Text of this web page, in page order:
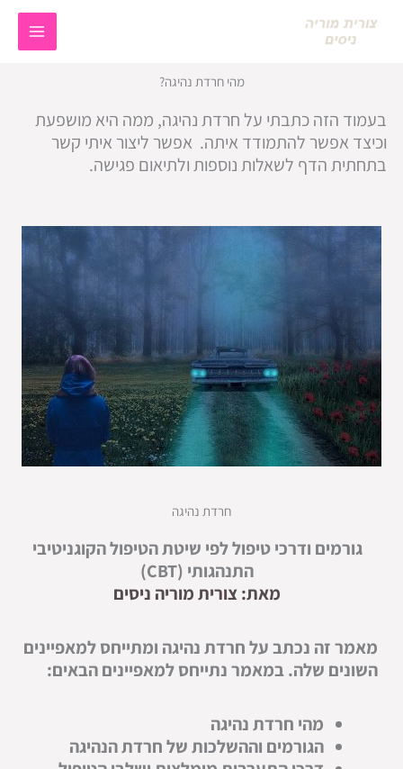
MAIN
מהי חרדת נהיגה?
בעמוד הזה כתבתי על חרדת נהיגה, ממה היא מושפעת
וכיצד אפשר להתמודד איתה. אפשר ליצור איתי קשר
בתחתית הדף לשאלות נוספות ולתיאום פגישה.
חרדת נהיגה
גורמים ודרכי טיפול לפי שיטת הטיפול הקוגניטיבי
התנהגותי (CBT
)
מאת:צורית מוריה ניסים
מאמר זה נכתב על חרדת נהיגה ומתייחס למאפיינים
השונים שלה. במאמר נתייחס למאפיינים הבאים:
מהי חרדת נהיגה
הגורמים וההשלכות של חרדת הנהיגה